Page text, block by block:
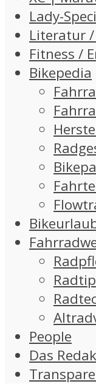
Lady-
Literatur
Fitness /
Bikepedia
People
Das